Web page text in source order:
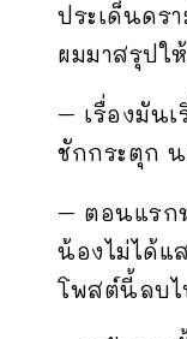
ประเด็นดร
ผมมาสรุปใ
– เรื่องมันเ
ชักกระตุก
– ตอนแรก
น้องไม่ได้แ
โพสต์นี้ลบไ